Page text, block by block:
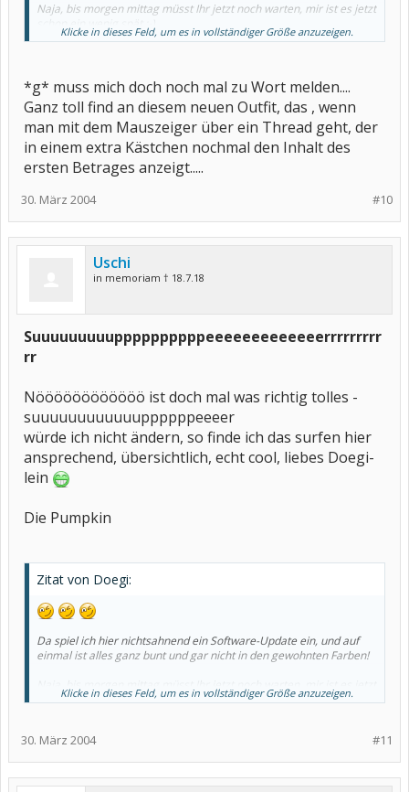
Naja, bis morgen mittag müsst Ihr jetzt noch warten, mir ist es jetzt
Klicke in dieses Feld, um es in vollständiger Größe anzuzeigen.
*g* muss mich doch noch mal zu Wort melden....
Ganz toll find an diesem neuen Outfit, das , wenn
man mit dem Mauszeiger über ein Thread geht, der
in einem extra Kästchen nochmal den Inhalt des
ersten Betrages anzeigt.....
#10
30. März 2004
Uschi
in memoriam † 18.7.18
Suuuuuuuuuppppppppppeeeeeeeeeeeeerrrrrrrrr
rr
Nöööööööööööö ist doch mal was richtig tolles -
suuuuuuuuuuuuppppppeeeer
würde ich nicht ändern, so finde ich das surfen hier
ansprechend, übersichtlich, echt cool, liebes Doegi-
lein
Die Pumpkin
Zitat von Doegi:
Da spiel ich hier nichtsahnend ein Software-Update ein, und auf
einmal ist alles ganz bunt und gar nicht in den gewohnten Farben!
schon ein wenig spät ;-)
aussieht.
Klicke in dieses Feld, um es in vollständiger Größe anzuzeigen.
#11
30. März 2004